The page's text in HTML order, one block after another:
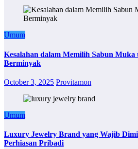
Umum
Kesalahan dalam Memilih Sabun
Berminyak
October 3, 2025 Provitamon
Umum
Luxury Jewelry Brand yang Wajib
Perhiasan Pribadi